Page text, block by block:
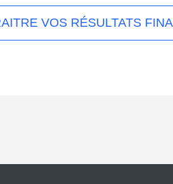
VOS RÉSULTATS